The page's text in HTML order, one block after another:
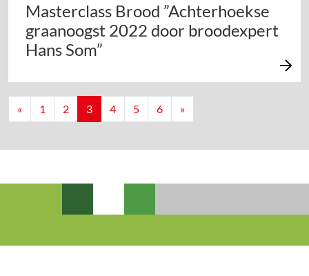
Masterclass Brood ”Achterhoekse
graanoogst 2022 door broodexpert
Hans Som”
Berichten navigatie
« 1 2 3 4 5 6 »